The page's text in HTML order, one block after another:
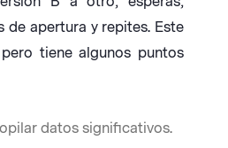
de apertura y repites. Este
tiene algunos puntos
datos significativos.